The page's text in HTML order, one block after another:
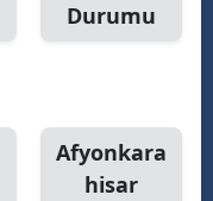
Durumu
Afyonkara
hisar